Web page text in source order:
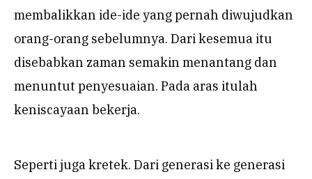
membalikkan ide-ide yang pernah diwujudkan
orang-orang sebelumnya. Dari kesemua itu
disebabkan zaman semakin menantang dan
menuntut penyesuaian. Pada aras itulah
keniscayaan bekerja.
Seperti juga kretek. Dari generasi ke generasi